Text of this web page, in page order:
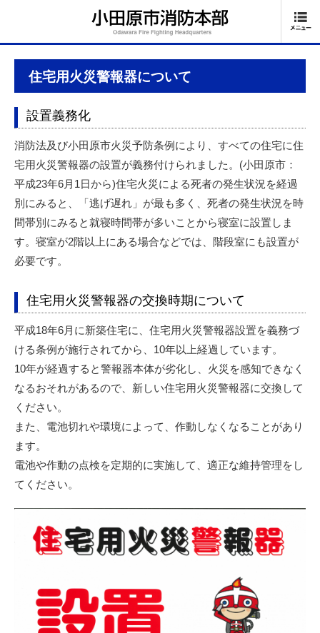
住宅用火災警報器について
設置義務化
消防法及び小田原市火災予防条例により、すべての住宅に住
宅用火災警報器の設置が義務付けられました。(小田原市：
平成23年6月1日から)住宅火災による死者の発生状況を経過
別にみると、「逃げ遅れ」が最も多く、死者の発生状況を時
間帯別にみると就寝時間帯が多いことから寝室に設置しま
す。寝室が2階以上にある場合などでは、階段室にも設置が
必要です。
住宅用火災警報器の交換時期について
平成18年6月に新築住宅に、住宅用火災警報器設置を義務づ
ける条例が施行されてから、10年以上経過しています。
10年が経過すると警報器本体が劣化し、火災を感知できなく
なるおそれがあるので、新しい住宅用火災警報器に交換して
ください。
また、電池切れや環境によって、作動しなくなることがあり
ます。
電池や作動の点検を定期的に実施して、適正な維持管理をし
てください。